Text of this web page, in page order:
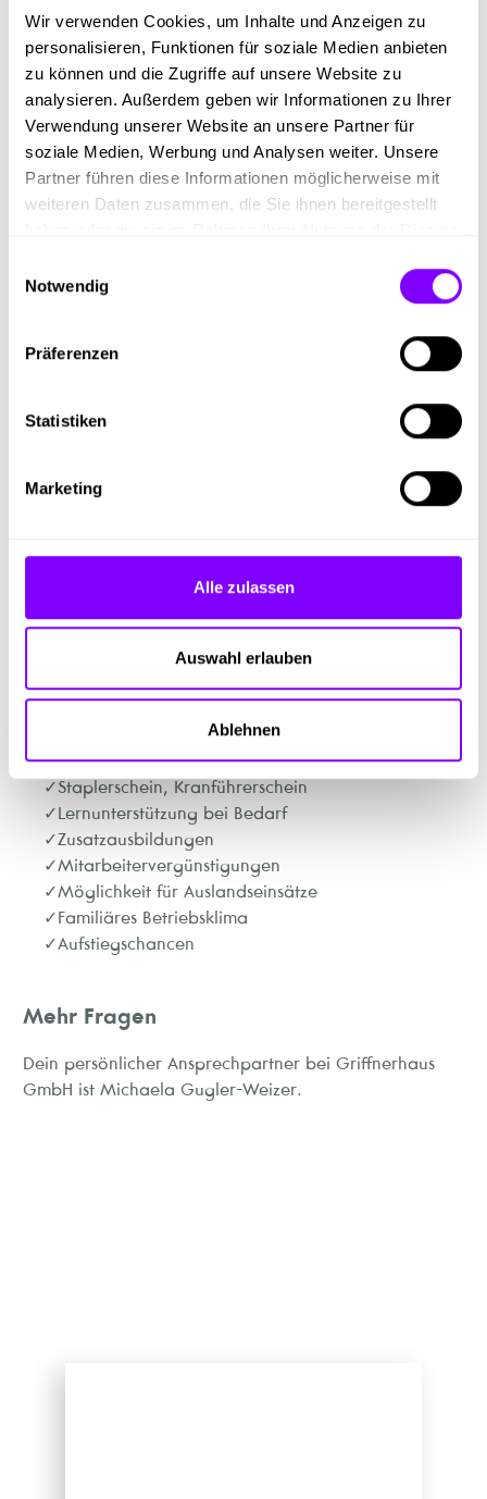
Wir verwenden Cookies, um Inhalte und Anzeigen zu
personalisieren, Funktionen für soziale Medien anbieten
zu können und die Zugriffe auf unsere Website zu
analysieren. Außerdem geben wir Informationen zu Ihrer
Verwendung unserer Website an unsere Partner für
soziale Medien, Werbung und Analysen weiter. Unsere
Partner führen diese Informationen möglicherweise mit
weiteren Daten zusammen, die Sie ihnen bereitgestellt
Notwendig
Präferenzen
Statistiken
Marketing
Alle zulassen
Auswahl erlauben
Ablehnen
höchsten Standards.
Tätigkeiten
Deine Aufgaben.
Anfertigung von Holzkonstruktionen und
Zusammenbau der Montageteile
Interesse am Baustoff Holz
Vorstellungsvermögen
Lernbereitschaft und Zuverlässigkeit
Highlights
Hervorragende Weiterbildungsmöglichkeiten
Lehre mit Matura
Erfolgsprämien
Staplerschein, Kranführerschein
Lernunterstützung bei Bedarf
Zusatzausbildungen
Mitarbeitervergünstigungen
Möglichkeit für Auslandseinsätze
Familiäres Betriebsklima
Aufstiegschancen
Mehr Fragen
Dein persönlicher Ansprechpartner bei Griffnerhaus
GmbH ist Michaela Gugler-Weizer.